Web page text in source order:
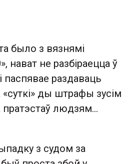
было з вязнямі
нават не разбіраецца ў
паспявае раздаваць
«суткі» ды штрафы зусім
людзям…
з судом за